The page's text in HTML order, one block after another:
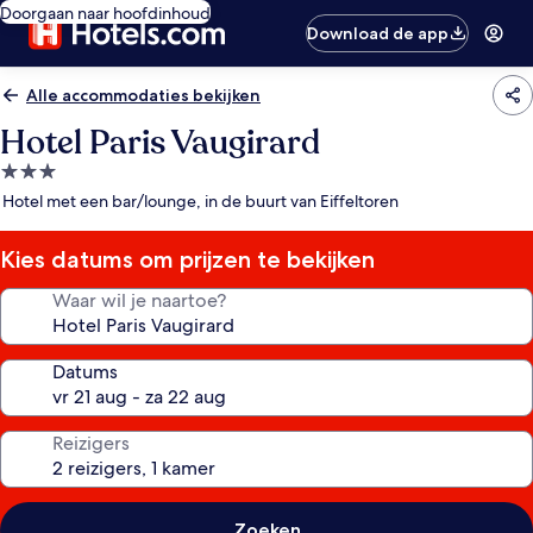
Doorgaan naar hoofdinhoud
Download de app
Alle accommodaties bekijken
Hotel Paris Vaugirard
3.0-
sterrenaccommodatie
Hotel met een bar/lounge, in de buurt van Eiffeltoren
Kies datums om prijzen te bekijken
Waar wil je naartoe?
Datums
Reizigers